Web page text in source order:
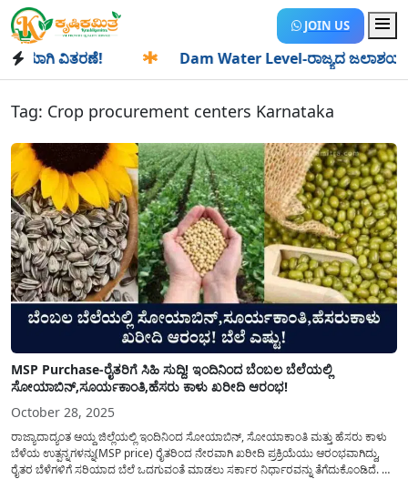
JOIN US
ವಿತರಣೆ! Dam Water Level-ರಾಜ್ಯದ ಜಲಾಶಯಗಳಿಗೆ
Tag: Crop procurement centers Karnataka
MSP Purchase-ರೈತರಿಗೆ ಸಿಹಿ ಸುದ್ದಿ! ಇಂದಿನಿಂದ ಬೆಂಬಲ ಬೆಲೆಯಲ್ಲಿ
ಸೋಯಾಬಿನ್,ಸೂರ್ಯಕಾಂತಿ,ಹೆಸರು ಕಾಳು ಖರೀದಿ ಆರಂಭ!
October 28, 2025
ರಾಜ್ಯಾದಾದ್ಯಂತ ಆಯ್ದ ಜಿಲ್ಲೆಯಲ್ಲಿ ಇಂದಿನಿಂದ ಸೋಯಾಬಿನ್, ಸೋಯಾಕಾಂತಿ ಮತ್ತು ಹೆಸರು ಕಾಳು
ಬೆಳೆಯ ಉತ್ಪನ್ನಗಳನ್ನು(MSP price) ರೈತರಿಂದ ನೇರವಾಗಿ ಖರೀದಿ ಪ್ರಕ್ರಿಯೆಯು ಆರಂಭವಾಗಿದ್ದು,
ರೈತರ ಬೆಳೆಗಳಿಗೆ ಸರಿಯಾದ ಬೆಲೆ ಒದಗುವಂತೆ ಮಾಡಲು ಸರ್ಕಾರ ನಿರ್ಧಾರವನ್ನು ತೆಗೆದುಕೊಂಡಿದೆ. ಈ